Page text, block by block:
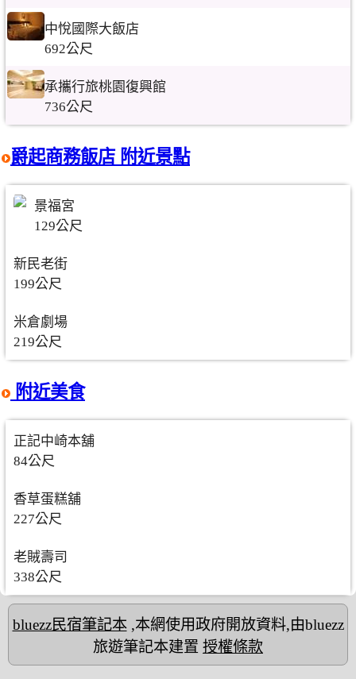
中悅國際大飯店
692公尺
承攜行旅桃園復興館
736公尺
爵起商務飯店 附近景點
景福宮
129公尺
新民老街
199公尺
米倉劇場
219公尺
附近美食
正記中崎本舖
84公尺
香草蛋糕舖
227公尺
老賊壽司
338公尺
bluezz民宿筆記本,本網使用政府開放資料,由bluezz
旅遊筆記本建置 授權條款